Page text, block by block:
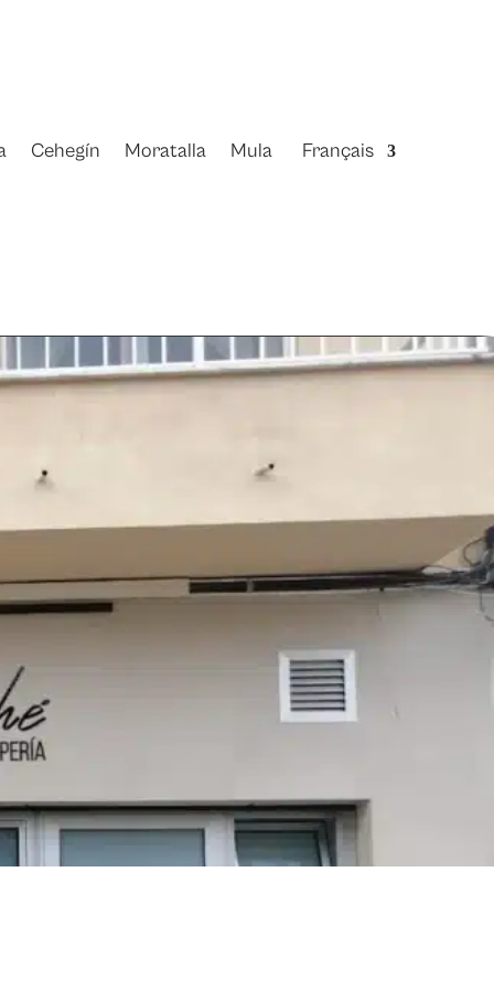
Cehegín Moratalla Mula Français